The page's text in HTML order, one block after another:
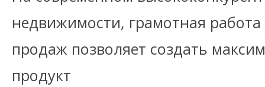
недвижимости, грамотная
продаж позволяет создать
продукт